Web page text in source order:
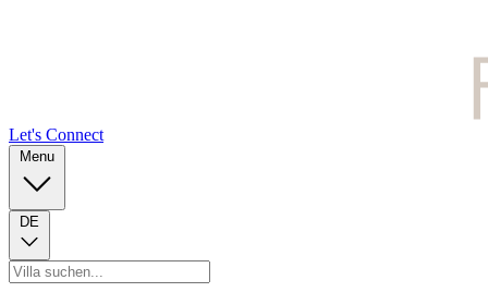
Let's Connect